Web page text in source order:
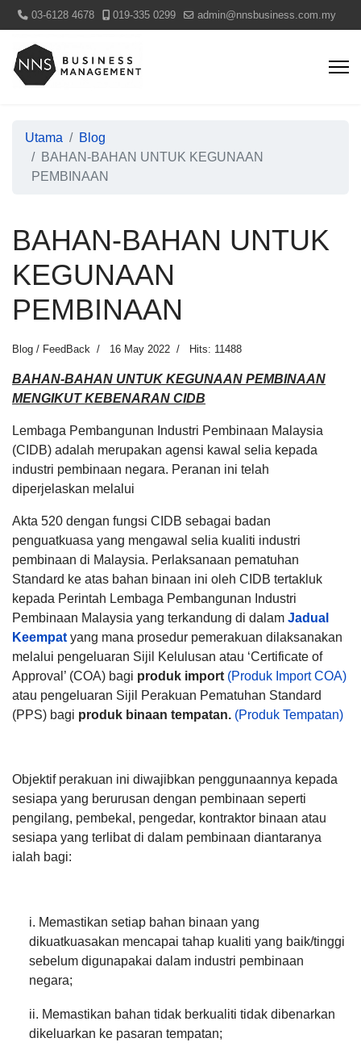
03-6128 4678 019-335 0299 admin@nnsbusiness.com.my
Utama
Blog
BAHAN-BAHAN UNTUK KEGUNAAN
PEMBINAAN
BAHAN-BAHAN UNTUK
KEGUNAAN
PEMBINAAN
Blog / FeedBack 16 May 2022 Hits: 11488
BAHAN-BAHAN UNTUK KEGUNAAN PEMBINAAN
MENGIKUT KEBENARAN CIDB
Lembaga Pembangunan Industri Pembinaan Malaysia
(CIDB) adalah merupakan agensi kawal selia kepada
industri pembinaan negara. Peranan ini telah
diperjelaskan melalui
Akta 520 dengan fungsi CIDB sebagai badan
penguatkuasa yang mengawal selia kualiti industri
pembinaan di Malaysia. Perlaksanaan pematuhan
Standard ke atas bahan binaan ini oleh CIDB tertakluk
kepada Perintah Lembaga Pembangunan Industri
Pembinaan Malaysia yang terkandung di dalam Jadual
Keempat yang mana prosedur pemerakuan dilaksanakan
melalui pengeluaran Sijil Kelulusan atau ‘Certificate of
Approval’ (COA) bagi produk import (Produk Import COA)
atau pengeluaran Sijil Perakuan Pematuhan Standard
(PPS) bagi produk binaan tempatan. (Produk Tempatan)
Objektif perakuan ini diwajibkan penggunaannya kepada
sesiapa yang berurusan dengan pembinaan seperti
pengilang, pembekal, pengedar, kontraktor binaan atau
sesiapa yang terlibat di dalam pembinaan diantaranya
ialah bagi:
i. Memastikan setiap bahan binaan yang
dikuatkuasakan mencapai tahap kualiti yang baik/tinggi
sebelum digunapakai dalam industri pembinaan
negara;
ii. Memastikan bahan tidak berkualiti tidak dibenarkan
dikeluarkan ke pasaran tempatan;